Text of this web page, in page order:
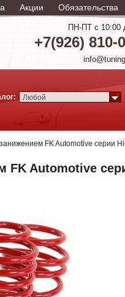
ПН-ПТ с 10:00
+7(926) 810-
Акции Обязательства
Любой
FK Automotive серии
FK Automotive